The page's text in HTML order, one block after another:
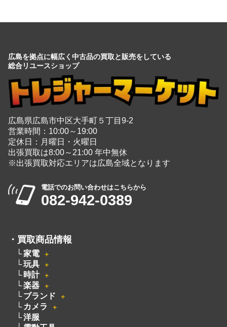
広島を拠点に幅広く中古品の買取と販売をしている
総合リユースショップ
広島県広島市中区大手町５丁目9-2
営業時間：10:00～19:00
定休日：月曜日・火曜日
出張買取は8:00～21:00 年中無休
※出張買取対応エリアは広島全域となります
電話でのお問い合わせはこちらから
082-942-0389
・ 買取商品情報
家電 ＋
玩具 ＋
時計 ＋
楽器 ＋
ブランド ＋
カメラ ＋
洋服